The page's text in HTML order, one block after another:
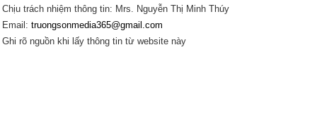
Chịu trách nhiệm thông tin: Mrs. Nguyễn Thị Minh Thúy
Email: truongsonmedia365@gmail.com
Ghi rõ nguồn khi lấy thông tin từ website này